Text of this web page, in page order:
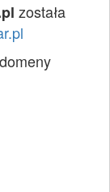
została